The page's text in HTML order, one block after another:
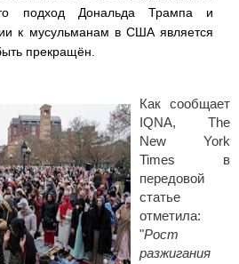
подход Дональда Трампа и
к мусульманам в США является
прекращён.
Как сообщает
IQNA, The
New York
Times в
передовой
статье
отметила:
"Рост
разжигания